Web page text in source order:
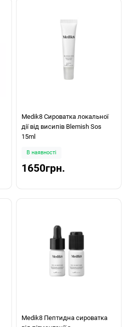
Medik8 Сироватка локальної
дії від висипів Blemish Sos
15ml
В наявності
1650грн.
Medik8 Пептидна сироватка